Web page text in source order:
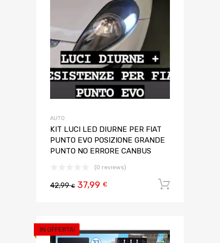
AUTO
KIT LUCI LED DIURNE PER FIAT
PUNTO EVO POSIZIONE GRANDE
PUNTO NO ERRORE CANBUS
(0 reviews)
42,99€ 37,99 €
IN OFFERTA!